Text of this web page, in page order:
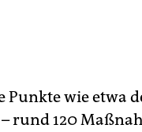
Punkte wie etwa
rund 120